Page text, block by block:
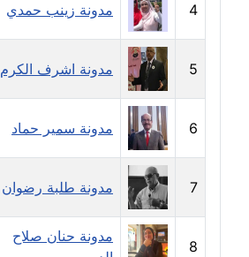
مدونة داليا فاروق
عاملة
مدونة داليا نور
عاملة
مدونة دعاء البدري
عاملة
مدونة دعاء الجابي
عاملة
4 مدونة زينب حمدي
5 مدونة اشرف الكرم
6 مدونة سمير حماد
7 مدونة طلبة رضوان
8
مدونة حنان صلاح